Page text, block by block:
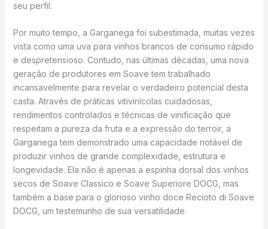
seu perfil.
Por muito tempo, a Garganega foi subestimada, muitas vezes
vista como uma uva para vinhos brancos de consumo rápido
e despretensioso. Contudo, nas últimas décadas, uma nova
geração de produtores em Soave tem trabalhado
incansavelmente para revelar o verdadeiro potencial desta
casta. Através de práticas vitivinícolas cuidadosas,
rendimentos controlados e técnicas de vinificação que
respeitam a pureza da fruta e a expressão do terroir, a
Garganega tem demonstrado uma capacidade notável de
produzir vinhos de grande complexidade, estrutura e
longevidade. Ela não é apenas a espinha dorsal dos vinhos
secos de Soave Classico e Soave Superiore DOCG, mas
também a base para o glorioso vinho doce Recioto di Soave
DOCG, um testemunho de sua versatilidade.